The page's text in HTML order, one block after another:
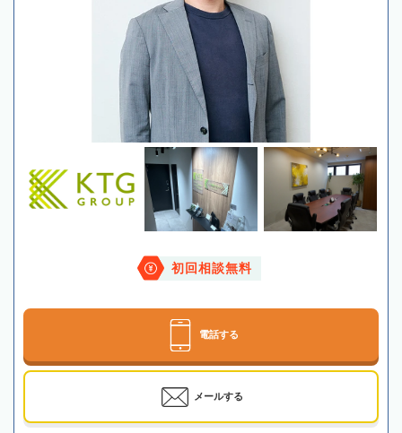
初回相談無料
電話する
メールする